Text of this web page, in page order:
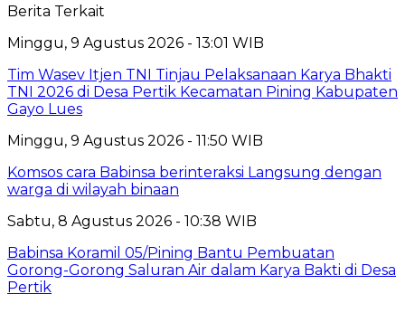
Berita Terkait
Minggu, 9 Agustus 2026 - 13:01 WIB
Tim Wasev Itjen TNI Tinjau Pelaksanaan Karya Bhakti
TNI 2026 di Desa Pertik Kecamatan Pining Kabupaten
Gayo Lues
Minggu, 9 Agustus 2026 - 11:50 WIB
Komsos cara Babinsa berinteraksi Langsung dengan
warga di wilayah binaan
Sabtu, 8 Agustus 2026 - 10:38 WIB
Babinsa Koramil 05/Pining Bantu Pembuatan
Gorong-Gorong Saluran Air dalam Karya Bakti di Desa
Pertik